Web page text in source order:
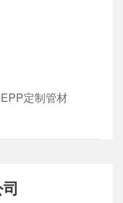
EPP定制管材